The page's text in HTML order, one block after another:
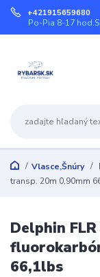
+421915659680
Po-Pia 8-17
Vlasce,Šnúry
transp. 20m 0,90mm
Delphin
66,1lbs